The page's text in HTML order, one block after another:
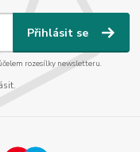
Přihlásit se
rozesílky newsletteru.